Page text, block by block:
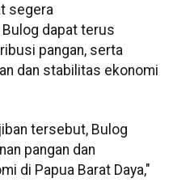
segera
dapat terus
pangan, serta
dan stabilitas ekonomi
tersebut, Bulog
pangan dan
di Papua Barat Daya,"